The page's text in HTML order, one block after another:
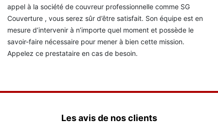
appel à la société de couvreur professionnelle comme SG
Couverture , vous serez sûr d’être satisfait. Son équipe est en
mesure d’intervenir à n’importe quel moment et possède le
savoir-faire nécessaire pour mener à bien cette mission.
Appelez ce prestataire en cas de besoin.
Les avis de nos clients